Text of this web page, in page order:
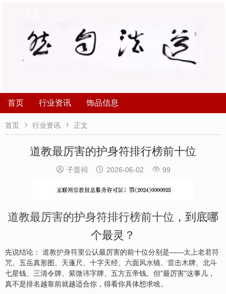
首页 行业资讯 饰品信息
首页  行业资讯  正文
道教最厉害的护身符排行榜前十位
 子晋祠  2026-06-02  99
道教最厉害的护身符排行榜前十位 ，到底哪
个最灵？
先说结论： 道教护身符里公认最厉害的前十位分别是——太上老君符
咒、五岳真形图、天蓬尺、十字天经、六面风水镜、 雷击木牌、北斗
七星钱、三清令牌、 紫微讳字牌、五方五帝钱。但"最厉害"这事儿，
真不是排名越靠前就越适合你，得看你具体想求啥。